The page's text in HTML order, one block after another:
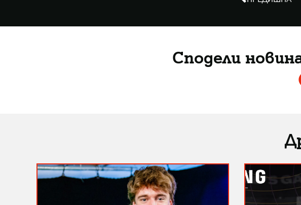
Сподели